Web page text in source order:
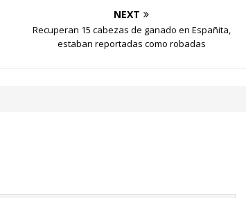
NEXT
Recuperan 15 cabezas de ganado en Españita,
estaban reportadas como robadas